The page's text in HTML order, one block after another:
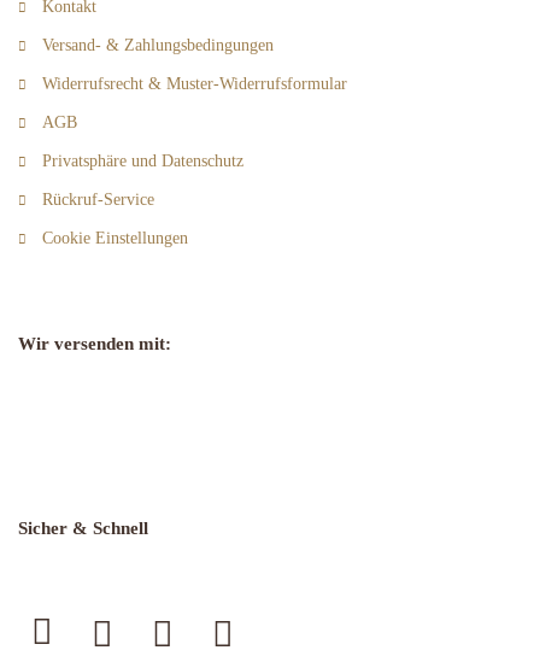
Kontakt
Versand- & Zahlungsbedingungen
Widerrufsrecht & Muster-Widerrufsformular
AGB
Privatsphäre und Datenschutz
Rückruf-Service
Cookie Einstellungen
Wir versenden mit:
Sicher & Schnell